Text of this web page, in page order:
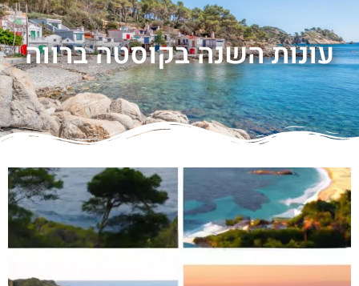
עונות השנה בקוסטה ברווה